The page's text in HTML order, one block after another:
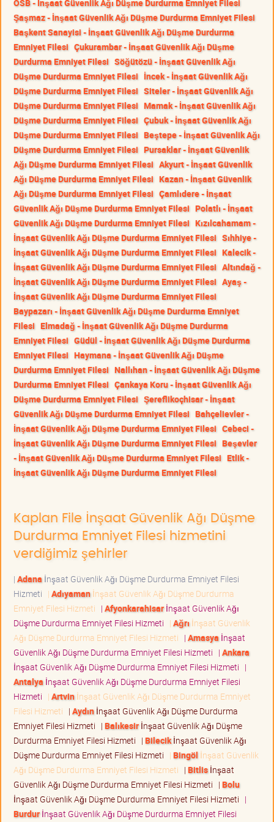
OSB - İnşaat Güvenlik Ağı Düşme Durdurma Emniyet Filesi
Şaşmaz - İnşaat Güvenlik Ağı Düşme Durdurma Emniyet Filesi
Başkent Sanayisi - İnşaat Güvenlik Ağı Düşme Durdurma
Emniyet Filesi Çukurambar - İnşaat Güvenlik Ağı Düşme
Durdurma Emniyet Filesi Söğütözü - İnşaat Güvenlik Ağı
Düşme Durdurma Emniyet Filesi İncek - İnşaat Güvenlik Ağı
Düşme Durdurma Emniyet Filesi Siteler - İnşaat Güvenlik Ağı
Düşme Durdurma Emniyet Filesi Mamak - İnşaat Güvenlik Ağı
Düşme Durdurma Emniyet Filesi Çubuk - İnşaat Güvenlik Ağı
Düşme Durdurma Emniyet Filesi Beştepe - İnşaat Güvenlik Ağı
Düşme Durdurma Emniyet Filesi Pursaklar - İnşaat Güvenlik
Ağı Düşme Durdurma Emniyet Filesi Akyurt - İnşaat Güvenlik
Ağı Düşme Durdurma Emniyet Filesi Kazan - İnşaat Güvenlik
Ağı Düşme Durdurma Emniyet Filesi Çamlıdere - İnşaat
Güvenlik Ağı Düşme Durdurma Emniyet Filesi Polatlı - İnşaat
Güvenlik Ağı Düşme Durdurma Emniyet Filesi Kızılcahamam -
İnşaat Güvenlik Ağı Düşme Durdurma Emniyet Filesi Sıhhiye -
İnşaat Güvenlik Ağı Düşme Durdurma Emniyet Filesi Kalecik -
İnşaat Güvenlik Ağı Düşme Durdurma Emniyet Filesi Altındağ -
İnşaat Güvenlik Ağı Düşme Durdurma Emniyet Filesi Ayaş -
İnşaat Güvenlik Ağı Düşme Durdurma Emniyet Filesi
Baypazarı - İnşaat Güvenlik Ağı Düşme Durdurma Emniyet
Filesi Elmadağ - İnşaat Güvenlik Ağı Düşme Durdurma
Emniyet Filesi Güdül - İnşaat Güvenlik Ağı Düşme Durdurma
Emniyet Filesi Haymana - İnşaat Güvenlik Ağı Düşme
Durdurma Emniyet Filesi Nallıhan - İnşaat Güvenlik Ağı Düşme
Durdurma Emniyet Filesi Çankaya Koru - İnşaat Güvenlik Ağı
Düşme Durdurma Emniyet Filesi Şereflikoçhisar - İnşaat
Güvenlik Ağı Düşme Durdurma Emniyet Filesi Bahçelievler -
İnşaat Güvenlik Ağı Düşme Durdurma Emniyet Filesi Cebeci -
İnşaat Güvenlik Ağı Düşme Durdurma Emniyet Filesi Beşevler
- İnşaat Güvenlik Ağı Düşme Durdurma Emniyet Filesi Etlik -
İnşaat Güvenlik Ağı Düşme Durdurma Emniyet Filesi
Kaplan File İnşaat Güvenlik Ağı Düşme
Durdurma Emniyet Filesi hizmetini
verdiğimiz şehirler
| Adana İnşaat Güvenlik Ağı Düşme Durdurma Emniyet Filesi
Hizmeti | Adıyamanİnşaat Güvenlik Ağı Düşme Durdurma
Emniyet Filesi Hizmeti | Afyonkarahisarİnşaat Güvenlik Ağı
Düşme Durdurma Emniyet Filesi Hizmeti | Ağrı İnşaat Güvenlik
Ağı Düşme Durdurma Emniyet Filesi Hizmeti | Amasya İnşaat
Güvenlik Ağı Düşme Durdurma Emniyet Filesi Hizmeti | Ankara
İnşaat Güvenlik Ağı Düşme Durdurma Emniyet Filesi Hizmeti |
Antalya İnşaat Güvenlik Ağı Düşme Durdurma Emniyet Filesi
Hizmeti | Artvinİnşaat Güvenlik Ağı Düşme Durdurma Emniyet
Filesi Hizmeti | Aydınİnşaat Güvenlik Ağı Düşme Durdurma
Emniyet Filesi Hizmeti | Balıkesirİnşaat Güvenlik Ağı Düşme
Durdurma Emniyet Filesi Hizmeti | Bilecikİnşaat Güvenlik Ağı
Düşme Durdurma Emniyet Filesi Hizmeti | Bingöl İnşaat Güvenlik
Ağı Düşme Durdurma Emniyet Filesi Hizmeti | Bitlisİnşaat
Güvenlik Ağı Düşme Durdurma Emniyet Filesi Hizmeti | Bolu
İnşaat Güvenlik Ağı Düşme Durdurma Emniyet Filesi Hizmeti |
Burdurİnşaat Güvenlik Ağı Düşme Durdurma Emniyet Filesi